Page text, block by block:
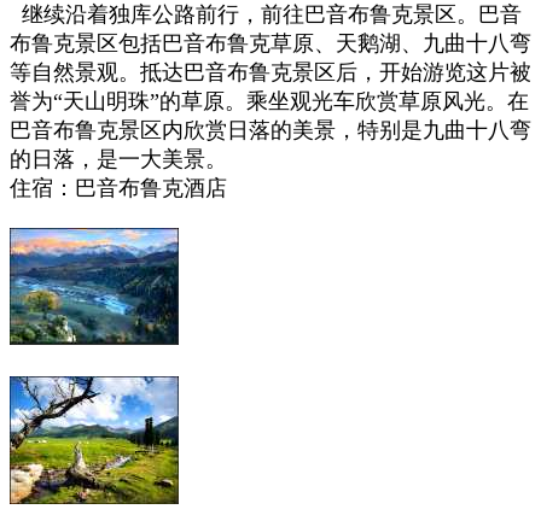
继续沿着独库公路前行，前往巴音布鲁克景区。巴音
布鲁克景区包括巴音布鲁克草原、天鹅湖、九曲十八弯
等自然景观。 抵达巴音布鲁克景区后，开始游览这片被
誉为“天山明珠”的草原。乘坐观光车欣赏草原风光。 在
巴音布鲁克景区内欣赏日落的美景，特别是九曲十八弯
的日落，是一大美景。
住宿：巴音布鲁克酒店